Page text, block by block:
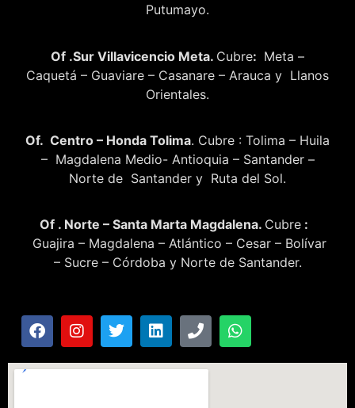
Putumayo.
Of .Sur Villavicencio Meta. Cubre: Meta –
Caquetá – Guaviare – Casanare – Arauca y Llanos
Orientales.
Of. Centro – Honda Tolima. Cubre : Tolima – Huila
– Magdalena Medio- Antioquia – Santander –
Norte de Santander y Ruta del Sol.
Of . Norte – Santa Marta Magdalena. Cubre :
Guajira – Magdalena – Atlántico – Cesar – Bolívar
– Sucre – Córdoba y Norte de Santander.